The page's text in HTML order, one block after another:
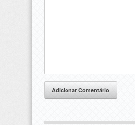
Adicionar Comentário